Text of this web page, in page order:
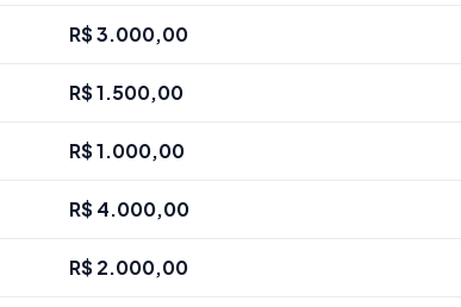
R$ 3.000,00
R$ 1.500,00
R$ 1.000,00
R$ 4.000,00
R$ 2.000,00